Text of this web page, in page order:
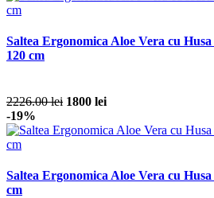
Saltea Ergonomica Aloe Vera cu
120 cm
2226.00 lei 1800 lei
-19%
Saltea Ergonomica Aloe Vera cu
cm